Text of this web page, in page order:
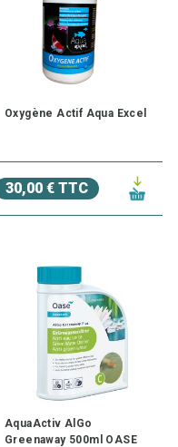
Oxygène Actif Aqua Excel
30,00 € TTC
AquaActiv AlGo
Greenaway 500ml OASE